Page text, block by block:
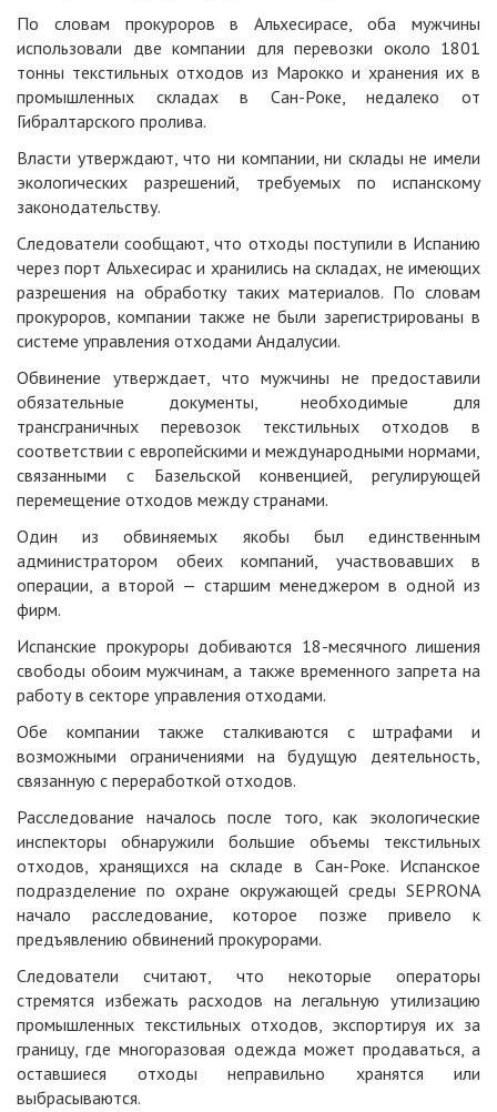
По словам прокуроров в Альхесирасе, оба мужчины
использовали две компании для перевозки около 1801
тонны текстильных отходов из Марокко и хранения их в
промышленных складах в Сан-Роке, недалеко от
Гибралтарского пролива.
Власти утверждают, что ни компании, ни склады не имели
экологических разрешений, требуемых по испанскому
законодательству.
Следователи сообщают, что отходы поступили в Испанию
через порт Альхесирас и хранились на складах, не имеющих
разрешения на обработку таких материалов. По словам
прокуроров, компании также не были зарегистрированы в
системе управления отходами Андалусии.
Обвинение утверждает, что мужчины не предоставили
обязательные документы, необходимые для
трансграничных перевозок текстильных отходов в
соответствии с европейскими и международными нормами,
связанными с Базельской конвенцией, регулирующей
перемещение отходов между странами.
Один из обвиняемых якобы был единственным
администратором обеих компаний, участвовавших в
операции, а второй — старшим менеджером в одной из
фирм.
Испанские прокуроры добиваются 18-месячного лишения
свободы обоим мужчинам, а также временного запрета на
работу в секторе управления отходами.
Обе компании также сталкиваются с штрафами и
возможными ограничениями на будущую деятельность,
связанную с переработкой отходов.
Расследование началось после того, как экологические
инспекторы обнаружили большие объемы текстильных
отходов, хранящихся на складе в Сан-Роке. Испанское
подразделение по охране окружающей среды SEPRONA
начало расследование, которое позже привело к
предъявлению обвинений прокурорами.
Следователи считают, что некоторые операторы
стремятся избежать расходов на легальную утилизацию
промышленных текстильных отходов, экспортируя их за
границу, где многоразовая одежда может продаваться, а
оставшиеся отходы неправильно хранятся или
выбрасываются.